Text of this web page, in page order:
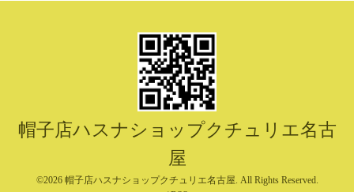
帽子店ハスナショップクチュリエ名古
屋
©2026 帽子店ハスナショップクチュリエ名古屋 . All Rights Reserved.